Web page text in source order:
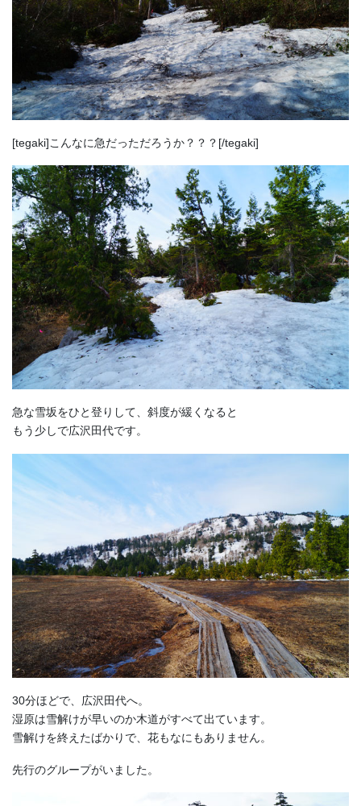
[tegaki]こんなに急だっただろうか？？？[/tegaki]
急な雪坂をひと登りして、斜度が緩くなると
もう少しで広沢田代です。
30分ほどで、広沢田代へ。
湿原は雪解けが早いのか木道がすべて出ています。
雪解けを終えたばかりで、花もなにもありません。
先行のグループがいました。